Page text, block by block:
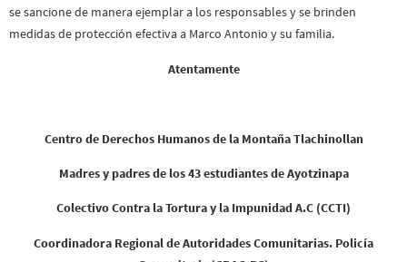
se sancione de manera ejemplar a los responsables y se brinden
medidas de protección efectiva a Marco Antonio y su familia.
Atentamente
Centro de Derechos Humanos de la Montaña Tlachinollan
Madres y padres de los 43 estudiantes de Ayotzinapa
Colectivo Contra la Tortura y la Impunidad A.C (CCTI)
Coordinadora Regional de Autoridades Comunitarias. Policía